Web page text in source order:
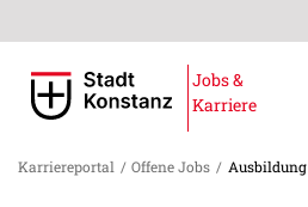
Jobs &
Karriere
Karriereportal / Offene Jobs / Ausbildung